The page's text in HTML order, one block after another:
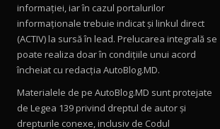
informației, iar în cazul portalurilor
informaționale trebuie indicat și linkul direct
(ACTIV) la sursă în lead. Prelucarea integrală se
poate realiza doar în condițiile unui acord
încheiat cu redacţia AutoBlog.MD.
Materialele de pe AutoBlog.MD sunt protejate
de Legea 139 privind dreptul de autor și
drepturile conexe, inclusiv de Codul